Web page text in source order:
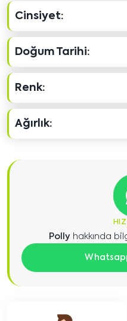
Cinsiyet:
Doğum Tarihi:
Renk:
Ağırlık:
Pollyhakkında